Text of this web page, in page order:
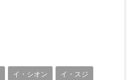
イ・シオン イ・スジ